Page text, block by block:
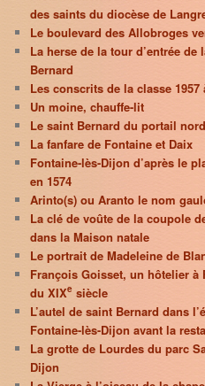
des saints du diocèse de
Le boulevard des Allobroges
La herse de la tour d’entrée
Bernard
Les conscrits de la classe
Un moine, chauffe-lit
Le saint Bernard du portail
La fanfare de Fontaine et Daix
Fontaine-lès-Dijon d’après le
en 1574
Arinto(s) ou Aranto le nom
La clé de voûte de la coupole
dans la Maison natale
Le portrait de Madeleine de
François Goisset, un hôtelier à
du XIXe siècle
L’autel de saint Bernard dans
Fontaine-lès-Dijon avant la
La grotte de Lourdes du parc
Dijon